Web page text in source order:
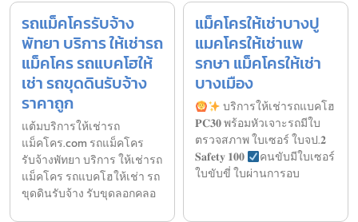
รถแม็คโครรับจ้าง
พัทยา บริการ ให้เช่ารถ
แม็คโคร รถแบคโฮให้
เช่า รถขุดดินรับจ้าง
ราคาถูก
แต้มบริการให้เช่ารถ
แม็คโคร.com รถแม็คโคร
รับจ้างพัทยา บริการ ให้เช่ารถ
แม็คโคร รถแบคโฮให้เช่า รถ
ขุดดินรับจ้าง รับขุดลอกคลอ
แม็คโครให้เช่าบางปู
แมคโครให้เช่าแพ
รกษา แม็คโครให้เช่า
บางเมือง
บริการให้เช่ารถแบคโฮ
𝐏𝐂𝟑𝟎 พร้อมหัวเจาะรถมีใบ
ตรวจสภาพ ใบเซอร์ ใบจป.𝟐
𝐒𝐚𝐟𝐞𝐭𝐲 𝟏𝟎𝟎
คนขับมีใบเซอร์
ใบขับขี่ ใบผ่านการอบ